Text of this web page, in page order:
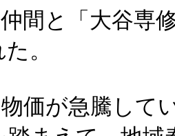
間と「大谷専
。
価が急騰して